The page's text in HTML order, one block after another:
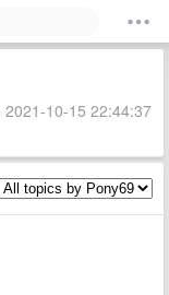
10-15 22:44:37